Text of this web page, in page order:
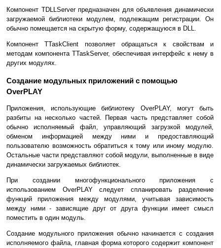
Компонент TDLLServer предназначен для объявления динамически
загружаемой библиотеки модулем, подлежащим регистрации. Он
обычно помещается на скрытую форму, содержащуюся в DLL.
Компонент TTaskClient позволяет обращаться к свойствам и
методам компонента TTaskServer, обеспечивая интерфейс к нему в
других модулях.
Создание модульных приложений с помощью
OverPLAY
Приложения, использующие библиотеку OverPLAY, могут быть
разбиты на несколько частей. Первая часть представляет собой
обычно исполняемый файл, управляющий загрузкой модулей,
обменом информацией между ними и предоставляющий
пользователю возможность обратиться к тому или иному модулю.
Остальные части представляют собой модули, выполненные в виде
динамически загружаемых библиотек.
При создании многофункционального приложения с
использованием OverPLAY следует спланировать разделение
функций приложения между модулями, учитывая зависимость
между ними - зависящие друг от друга функции имеет смысл
поместить в один модуль.
Создание модульного приложения обычно начинается с создания
исполняемого файла, главная форма которого содержит компонент